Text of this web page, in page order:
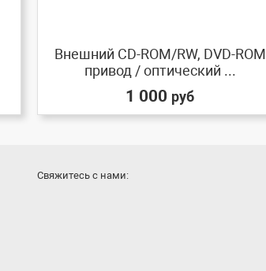
Внешний CD-ROM/RW, DVD-ROM
привод / оптический ...
1 000 руб
Cвяжитесь с нами: